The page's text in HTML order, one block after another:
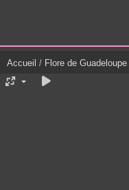
Accueil / Flore de Guadeloupe